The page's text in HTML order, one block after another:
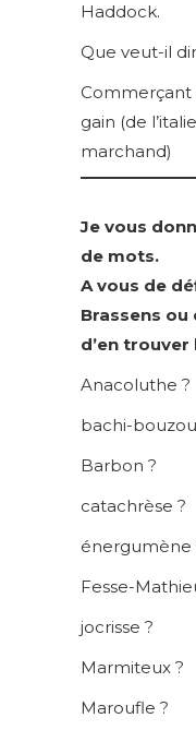
Haddock.
Que veut-il
gain (de
marchand)
Je vous
de mots.
A vous de
Brassens
d’en
Anacoluthe ?
bachi-
Barbon ?
catachrèse ?
énergumène
Fesse-
jocrisse ?
Marmiteux ?
Maroufle ?